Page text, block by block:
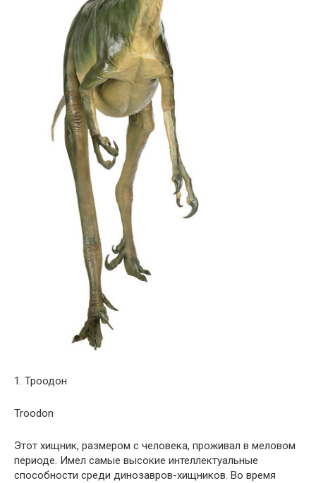
1. Троодон
Troodon
Этот хищник, размером с человека, проживал в меловом
периоде. Имел самые высокие интеллектуальные
способности среди динозавров-хищников. Во время